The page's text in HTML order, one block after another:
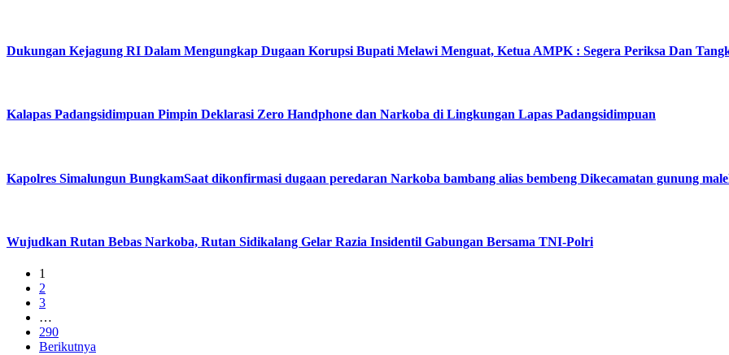
Dukungan Kejagung RI Dalam Mengungkap Dugaan Korupsi Bupati Melawi Menguat, Ketua AMPK : Segera Periksa Dan
Kalapas Padangsidimpuan Pimpin Deklarasi Zero Handphone dan Narkoba di Lingkungan Lapas Padangsidimpuan
Kapolres Simalungun BungkamSaat dikonfirmasi dugaan peredaran Narkoba bambang alias bembeng Dikecamatan gunung
Wujudkan Rutan Bebas Narkoba, Rutan Sidikalang Gelar Razia Insidentil Gabungan Bersama TNI-Polri
1
2
3
…
290
Berikutnya